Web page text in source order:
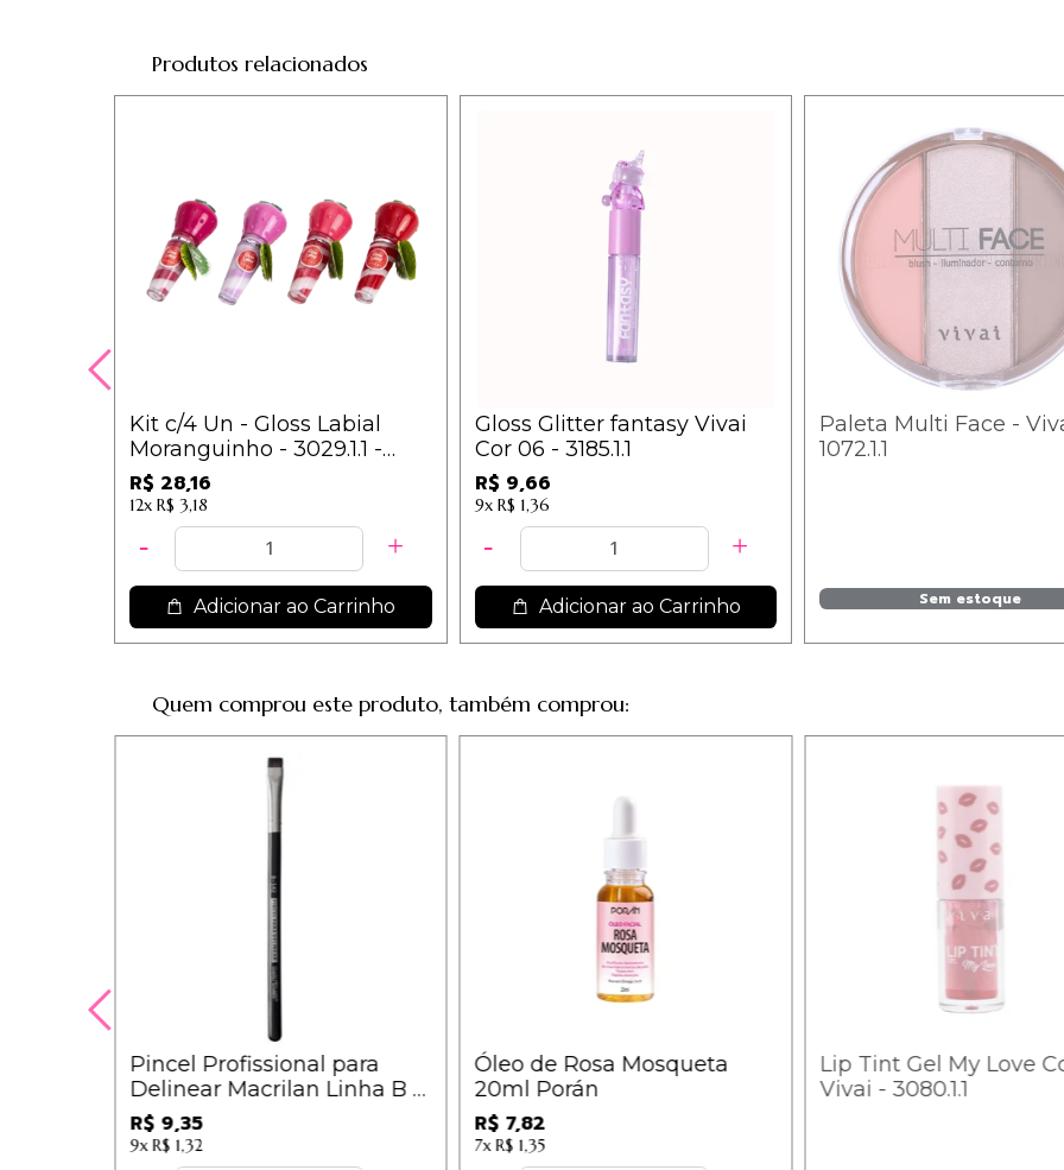
Produtos relacionados
Kit c/4 Un - Gloss Labial
Moranguinho - 3029.1.1 -
Vivai / 7,04
R$ 28,16
12x R$ 3,18
Adicionar ao Carrinho
Gloss Glitter fantasy Vivai
Cor 06 - 3185.1.1
R$ 9,66
9x R$ 1,36
Adicionar ao Carrinho
Paleta Multi Face -
1072.1.1
Sem estoque
Quem comprou este produto, também comprou:
Pincel Profissional para
Delinear Macrilan Linha B -
B142
R$ 9,35
9xR$ 1,32
Óleo de Rosa Mosqueta
20ml Porán
R$ 7,82
7xR$ 1,35
Lip Tint Gel My Love
Vivai - 3080.1.1